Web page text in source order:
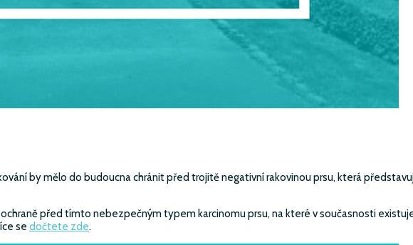
by mělo do budoucna chránit před trojitě negativní rakovinou prsu, která
před tímto nebezpečným typem karcinomu prsu, na které v současnosti
se dočtete zde.